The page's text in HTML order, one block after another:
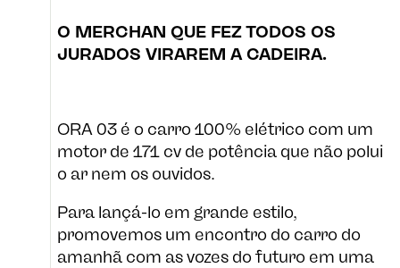
LOJA
LADO B
CULTURA
O MERCHAN QUE FEZ TODOSOS
JURADOS VIRAREM A CADEIRA.
ORA 03 é o carro 100% elétrico com um
motor de 171 cv de potência que não polui
o ar nem os ouvidos.
Para lançá-lo em grande estilo,
promovemos um encontro do carro do
amanhã com as vozes do futuro em uma